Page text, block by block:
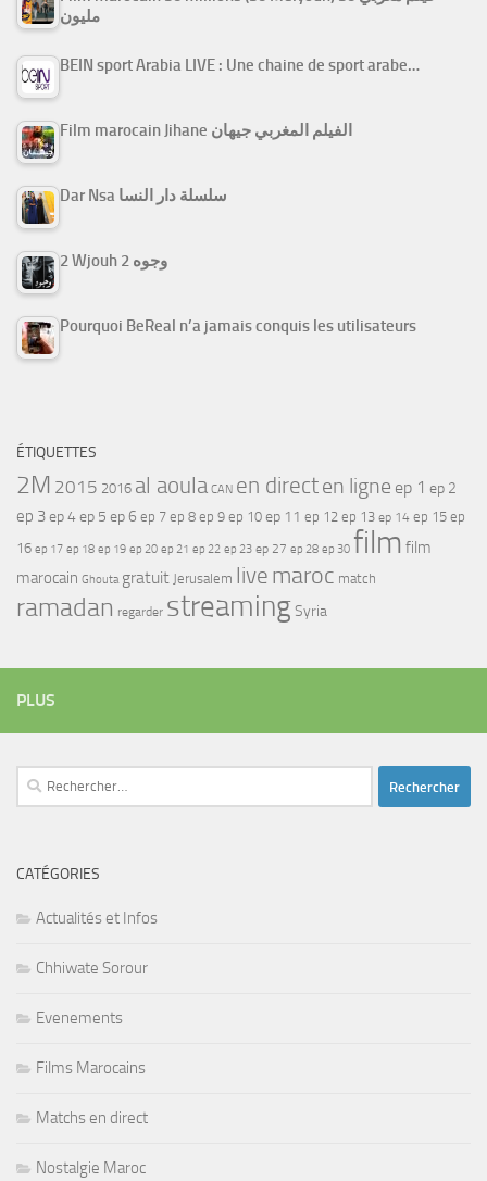
مليون
BEIN sport Arabia LIVE : Une chaine de sport arabe…
Film marocain Jihane الفيلم المغربي جيهان
Dar Nsa سلسلة دار النسا
2 Wjouh 2 وجوه
Pourquoi BeReal n’a jamais conquis les utilisateurs
ÉTIQUETTES
2M 2015 2016 al aoula CAN en directen ligne ep 1 ep 2
ep 3ep 4ep 5 ep 6 ep 7 ep 8 ep 9 ep 10 ep 11 ep 12 ep 13 ep 14 ep 15 ep
16 ep 17 ep 18 ep 19 ep 20 ep 21 ep 22 ep 23 ep 27 ep 28 ep 30 film film
marocain Ghouta gratuit Jerusalem live maroc match
ramadan regarder streamingSyria
PLUS
Rechercher :
CATÉGORIES
Actualités et Infos
Chhiwate Sorour
Evenements
Films Marocains
Matchs en direct
Nostalgie Maroc